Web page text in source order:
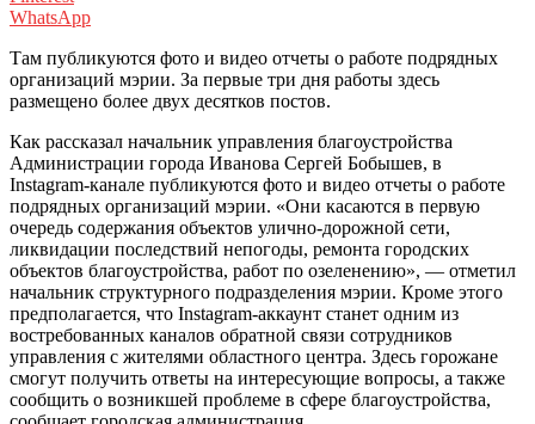
WhatsApp
Там публикуются фото и видео отчеты о работе подрядных
организаций мэрии. За первые три дня работы здесь
размещено более двух десятков постов.
Как рассказал начальник управления благоустройства
Администрации города Иванова Сергей Бобышев, в
Instagram-канале публикуются фото и видео отчеты о работе
подрядных организаций мэрии. «Они касаются в первую
очередь содержания объектов улично-дорожной сети,
ликвидации последствий непогоды, ремонта городских
объектов благоустройства, работ по озеленению», — отметил
начальник структурного подразделения мэрии. Кроме этого
предполагается, что Instagram-аккаунт станет одним из
востребованных каналов обратной связи сотрудников
управления с жителями областного центра. Здесь горожане
смогут получить ответы на интересующие вопросы, а также
сообщить о возникшей проблеме в сфере благоустройства,